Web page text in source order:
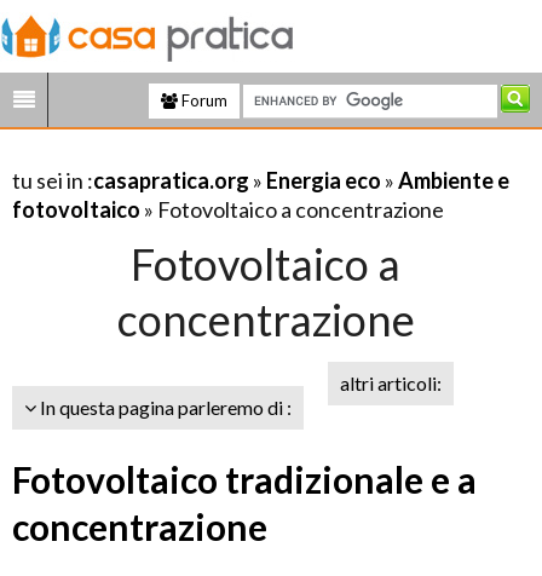
Forum
tu sei in :casapratica.org » Energia eco »Ambiente e
fotovoltaico » Fotovoltaico a concentrazione
Fotovoltaico a
concentrazione
In questa pagina parleremo di :
altri articoli:
Fotovoltaico tradizionale e a
concentrazione